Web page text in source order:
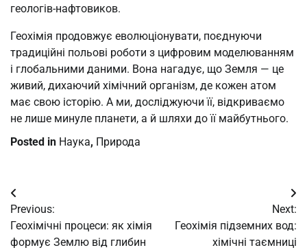
геологів-нафтовиков.
Геохімія продовжує еволюціонувати, поєднуючи
традиційні польові роботи з цифровим моделюванням
і глобальними даними. Вона нагадує, що Земля — це
живий, дихаючий хімічний організм, де кожен атом
має свою історію. А ми, досліджуючи її, відкриваємо
не лише минуле планети, а й шляхи до її майбутнього.
Posted in Наука, Природа
Post
navigation
Previous:
Геохімічні процеси: як хімія
формує Землю від глибин
Next:
Геохімія підземних вод:
хімічні таємниці